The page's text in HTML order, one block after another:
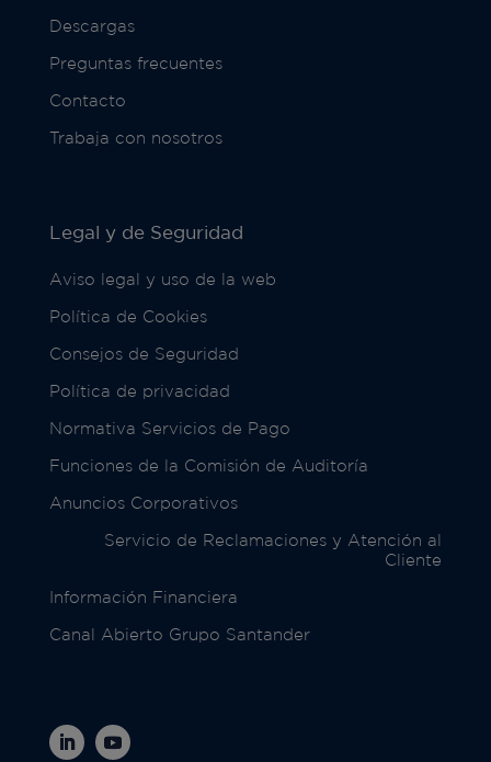
Descargas
Preguntas frecuentes
Contacto
Trabaja con nosotros
Legal y de Seguridad
Aviso legal y uso de la web
Política de Cookies
Consejos de Seguridad
Política de privacidad
Normativa Servicios de Pago
Funciones de la Comisión de Auditoría
Anuncios Corporativos
Servicio de Reclamaciones y Atención al
Cliente
Información Financiera
Canal Abierto Grupo Santander